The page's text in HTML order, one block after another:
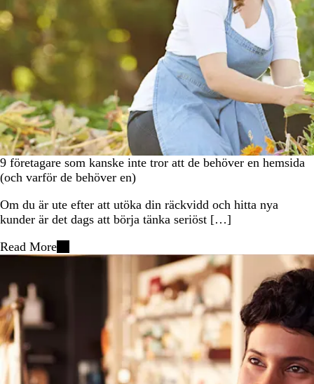
9 företagare som kanske inte tror att de behöver en hemsida
(och varför de behöver en)
Om du är ute efter att utöka din räckvidd och hitta nya
kunder är det dags att börja tänka seriöst […]
Read More